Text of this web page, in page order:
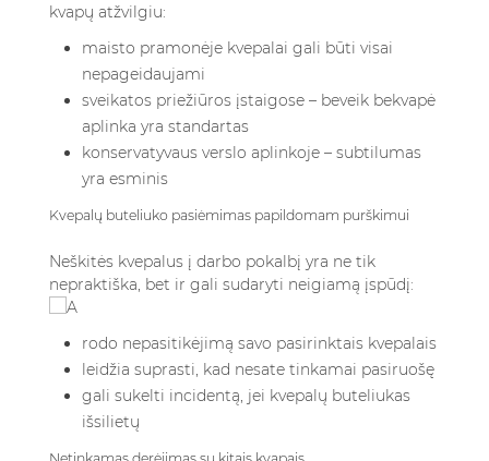
kvapų atžvilgiu:
maisto pramonėje kvepalai gali būti visai
nepageidaujami
sveikatos priežiūros įstaigose – beveik bekvapė
aplinka yra standartas
konservatyvaus verslo aplinkoje – subtilumas
yra esminis
Kvepalų buteliuko pasiėmimas papildomam purškimui
Neškitės kvepalus į darbo pokalbį yra ne tik
nepraktiška, bet ir gali sudaryti neigiamą įspūdį:
rodo nepasitikėjimą savo pasirinktais kvepalais
leidžia suprasti, kad nesate tinkamai pasiruošę
gali sukelti incidentą, jei kvepalų buteliukas
išsilietų